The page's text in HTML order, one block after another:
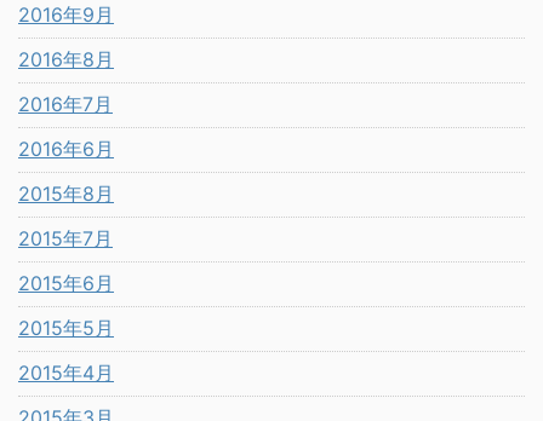
2016年9月
2016年8月
2016年7月
2016年6月
2015年8月
2015年7月
2015年6月
2015年5月
2015年4月